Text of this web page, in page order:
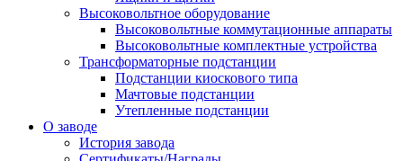
Высоковольтное оборудование
Высоковольтные коммутационные аппараты
Высоковольтные комплектные устройства
Трансформаторные подстанции
Подстанции киоскового типа
Мачтовые подстанции
Утепленные подстанции
О заводе
История завода